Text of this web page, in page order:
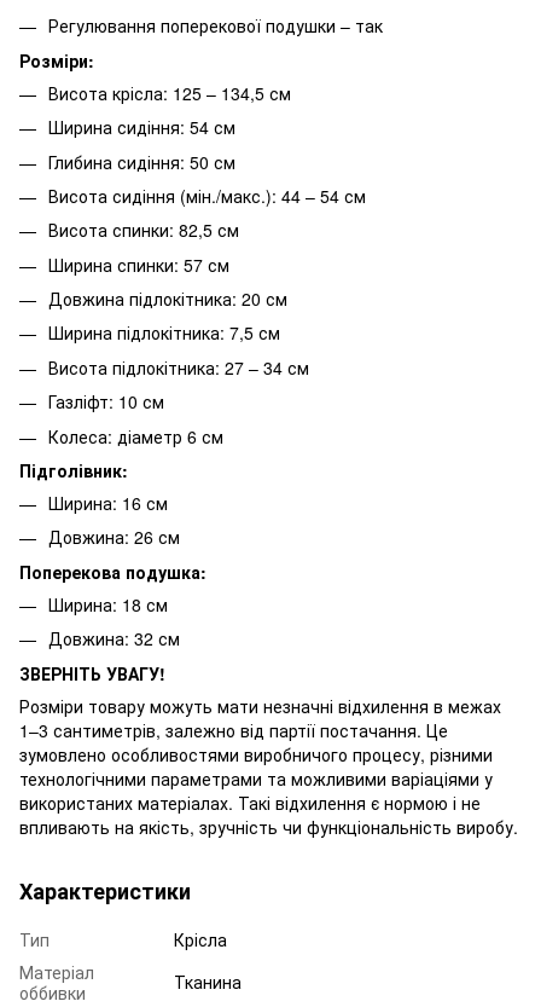
Регулювання поперекової подушки – так
Розміри:
Висота крісла: 125 – 134,5 см
Ширина сидіння: 54 см
Глибина сидіння: 50 см
Висота сидіння (мін./макс.): 44 – 54 см
Висота спинки: 82,5 см
Ширина спинки: 57 см
Довжина підлокітника: 20 см
Ширина підлокітника: 7,5 см
Висота підлокітника: 27 – 34 см
Газліфт: 10 см
Колеса: діаметр 6 см
Підголівник:
Ширина: 16 см
Довжина: 26 см
Поперекова подушка:
Ширина: 18 см
Довжина: 32 см
ЗВЕРНІТЬ УВАГУ!
Розміри товару можуть мати незначні відхилення в межах
1–3 сантиметрів, залежно від партії постачання. Це
зумовлено особливостями виробничого процесу, різними
технологічними параметрами та можливими варіаціями у
використаних матеріалах. Такі відхилення є нормою і не
впливають на якість, зручність чи функціональність виробу.
Характеристики
Тип
Крісла
Матеріал
оббивки
Тканина